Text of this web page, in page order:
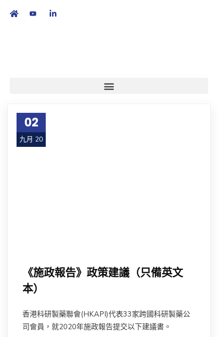
02
九月 20
《施政報告》政策建議（只備英文
本）
香港科研製藥聯會(HKAPI)代表33家跨國科研製藥公
司會員，就2020年施政報告提交以下建議書。